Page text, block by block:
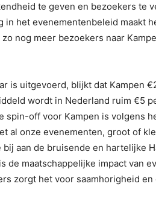
te geven en bezoekers te
in het evenementenbeleid maakt
nog meer bezoekers naar
is uitgevoerd, blijkt dat Kampen
wordt in Nederland ruim €5
spin-off voor Kampen is volgens
al onze evenementen, groot of
aan de bruisende en hartelijke
de maatschappelijke impact van
zorgt het voor saamhorigheid en